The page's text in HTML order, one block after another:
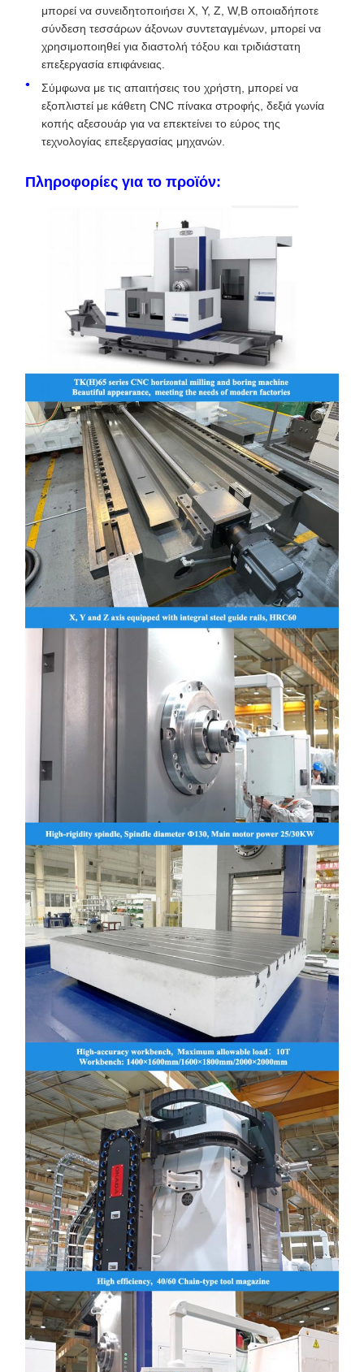
μπορεί να συνειδητοποιήσει X, Y, Z, W,Β οποιαδήποτε
σύνδεση τεσσάρων άξονων συντεταγμένων, μπορεί να
χρησιμοποιηθεί για διαστολή τόξου και τριδιάστατη
επεξεργασία επιφάνειας.
Σύμφωνα με τις απαιτήσεις του χρήστη, μπορεί να
εξοπλιστεί με κάθετη CNC πίνακα στροφής, δεξιά γωνία
κοπής αξεσουάρ για να επεκτείνει το εύρος της
τεχνολογίας επεξεργασίας μηχανών.
Πληροφορίες για το προϊόν: